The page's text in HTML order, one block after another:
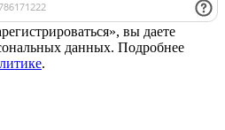
вы даете
данных. Подробнее
.